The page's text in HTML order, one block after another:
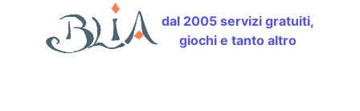
dal 2005 servizi gratuiti,
giochi e tanto altro